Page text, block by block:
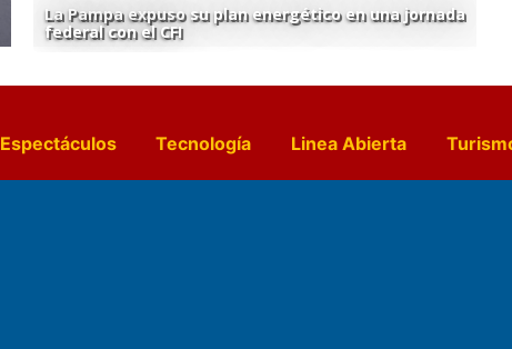
La Pampa expuso su plan energético en una jornada
federal con el CFI
Espectáculos Tecnología Linea Abierta